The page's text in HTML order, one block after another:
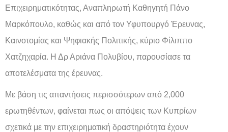
Επιχειρηματικότητας, Αναπληρωτή Καθηγητή Πάνο
Μαρκόπουλο, καθώς και από τον Υφυπουργό Έρευνας,
Καινοτομίας και Ψηφιακής Πολιτικής, κύριο Φίλιππο
Χατζηχαρία. Η Δρ Αριάνα Πολυβίου, παρουσίασε τα
αποτελέσματα της έρευνας.
Με βάση τις απαντήσεις περισσότερων από 2,000
ερωτηθέντων, φαίνεται πως οι απόψεις των Κυπρίων
σχετικά με την επιχειρηματική δραστηριότητα έχουν